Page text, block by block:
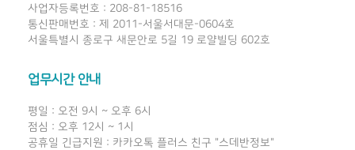
사업자등록번호 : 208-81-18516
통신판매번호 : 제 2011-서울서대문-0604호
서울특별시 종로구 새문안로 5길 19 로얄빌딩 602호
업무시간 안내
평일 : 오전 9시 ~ 오후 6시
점심 : 오후 12시 ~ 1시
공휴일 긴급지원 : 카카오톡 플러스 친구 "스데반정보"